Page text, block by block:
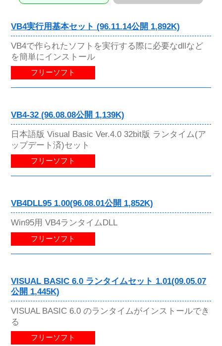
VB4実行用基本セット (96.11.14公開 1,892K)
VB4で作られたソフトを実行する際に必要なdllなど
を簡単にインストール
フリーソフト
VB4-32 (96.08.08公開 1,139K)
日本語版 Visual Basic Ver.4.0 32bit版 ランタイム(ア
ップデート済)セット
フリーソフト
VB4DLL95 1.00(96.08.01公開 1,852K)
Win95用 VB4ランタイムDLL
フリーソフト
VISUAL BASIC 6.0 ランタイムセット 1.01(09.05.07
公開 1,445K)
VISUAL BASIC 6.0 のランタイムがインストールでき
る
フリーソフト